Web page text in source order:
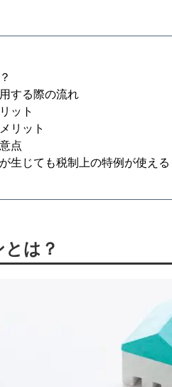
する際の流れ
ット
リット
点
生じても税制上の特例が使える
とは？